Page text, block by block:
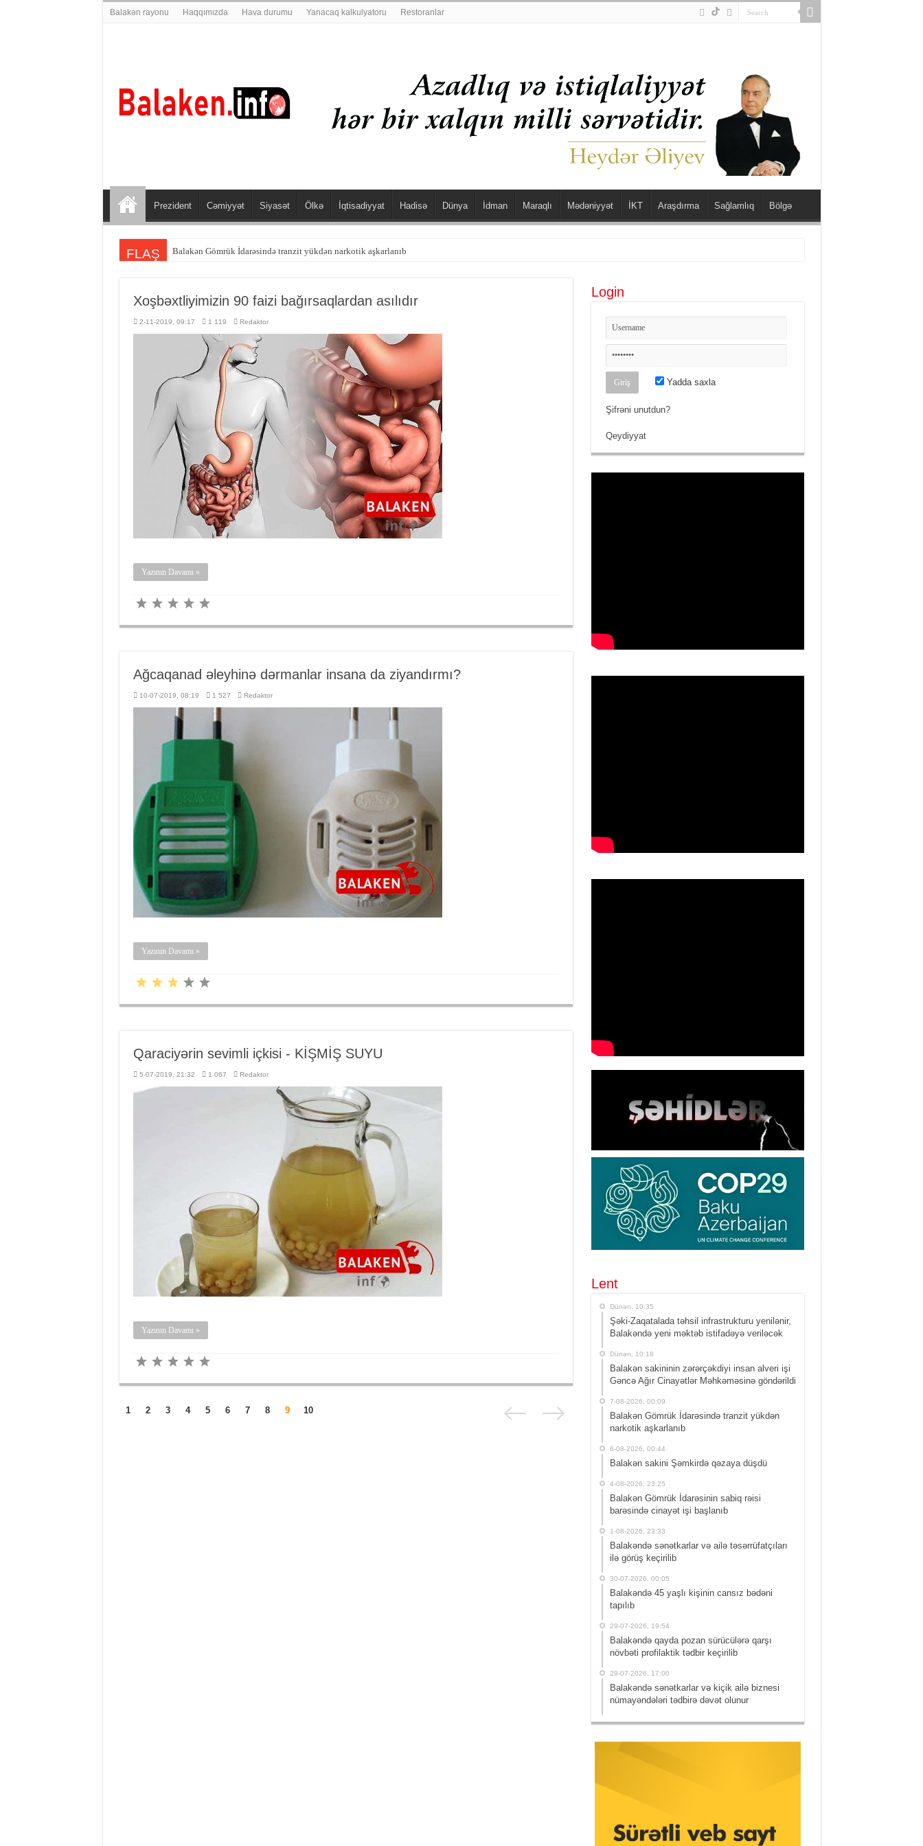
Balakən rayonu Haqqımızda Hava durumu Yanacaq kalkulyatoru Restoranlar
Prezident Cəmiyyət Siyasət Ölkə İqtisadiyyat Hadisə Dünya İdman Maraqlı Mədəniyyət İKT Araşdırma Sağlamlıq Bölgə
FLAŞ Balakən sakini Şəmkirdə qəzaya düşdü
Xoşbəxtliyimizin 90 faizi bağırsaqlardan asılıdır
2-11-2019, 09:17 1 119 Redaktor
Yazının Davamı »
Ağcaqanad əleyhinə dərmanlar insana da ziyandırmı?
10-07-2019, 08:19 1 527 Redaktor
Yazının Davamı »
Qaraciyərin sevimli içkisi - KİŞMİŞ SUYU
5-07-2019, 21:32 1 067 Redaktor
Yazının Davamı »
1 2 3 4 5 6 7 8 9 10
Login
Yadda saxla
Şifrəni unutdun?
Qeydiyyat
Lent
Dünən, 10:35
Şəki-Zaqatalada təhsil infrastrukturu yenilənir,
Balakəndə yeni məktəb istifadəyə veriləcək
Dünən, 10:18
Balakən sakininin zərərçəkdiyi insan alveri işi
Gəncə Ağır Cinayətlər Məhkəməsinə göndərildi
7-08-2026, 00:09
Balakən Gömrük İdarəsində tranzit yükdən
narkotik aşkarlanıb
6-08-2026, 00:44
Balakən sakini Şəmkirdə qəzaya düşdü
4-08-2026, 23:25
Balakən Gömrük İdarəsinin sabiq rəisi
barəsində cinayət işi başlanıb
1-08-2026, 23:33
Balakəndə sənətkarlar və ailə təsərrüfatçıları
ilə görüş keçirilib
30-07-2026, 00:05
Balakəndə 45 yaşlı kişinin cansız bədəni
tapılıb
29-07-2026, 19:54
Balakəndə qayda pozan sürücülərə qarşı
növbəti profilaktik tədbir keçirilib
29-07-2026, 17:00
Balakəndə sənətkarlar və kiçik ailə biznesi
nümayəndələri tədbirə dəvət olunur